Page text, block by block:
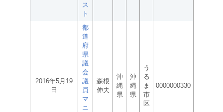
ス
ト
2016年5月19
日
都
道
府
県
議
会
議
員
マ
ニ
森根
伸夫
沖
縄
県
沖
縄
県
う
る
ま
市
区
0000000330